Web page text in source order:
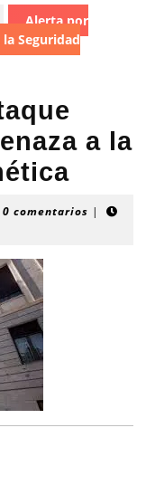
Alerta por
Seguridad
a la
0 comentarios |